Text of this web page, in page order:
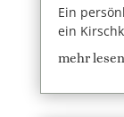
Ein
ein
mehr lesen